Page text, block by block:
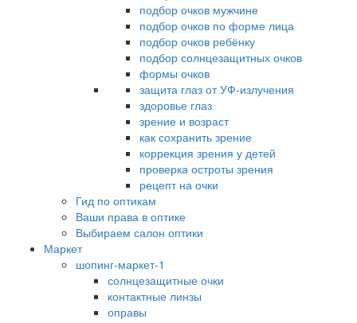
подбор очков мужчине
подбор очков по форме лица
подбор очков ребёнку
подбор солнцезащитных очков
формы очков
защита глаз от УФ-излучения
здоровье глаз
зрение и возраст
как сохранить зрение
коррекция зрения у детей
проверка остроты зрения
рецепт на очки
Гид по оптикам
Ваши права в оптике
Выбираем салон оптики
Маркет
шопинг-маркет-1
солнцезащитные очки
контактные линзы
оправы